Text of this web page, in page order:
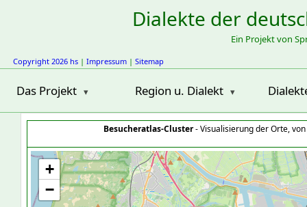
Dialekte der
Ein Projekt von
Copyright 2026 hs | Impressum | Sitemap
Das Projekt Region u. Dialekt
Besucheratlas-Cluster- Visualisierung der Orte,
+
−